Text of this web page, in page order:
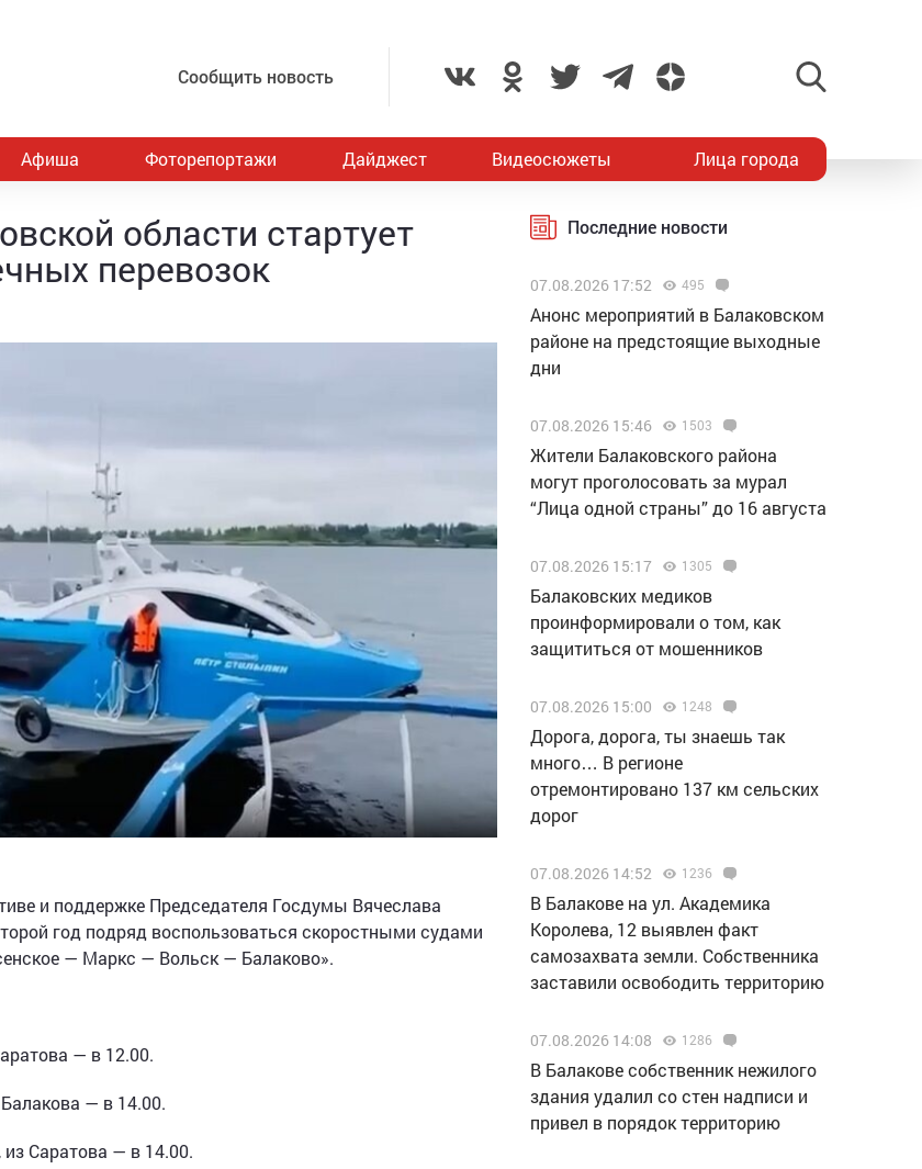
Сообщить новость
Афиша Фоторепортажи Дайджест Видеосюжеты Лица города
области стартует
перевозок
и поддержке Председателя Госдумы Вячеслава
год подряд воспользоваться скоростными судами
— Маркс — Вольск — Балаково».
— в 12.00.
— в 14.00.
из Саратова — в 14.00.
Последние новости
07.08.2026 17:52 495
Анонс мероприятий в Балаковском
районе на предстоящие выходные
дни
07.08.2026 15:46 1503
Жители Балаковского района
могут проголосовать за мурал
“Лица одной страны” до 16 августа
07.08.2026 15:17 1305
Балаковских медиков
проинформировали о том, как
защититься от мошенников
07.08.2026 15:00 1248
Дорога, дорога, ты знаешь так
много… В регионе
отремонтировано 137 км сельских
дорог
07.08.2026 14:52 1236
В Балакове на ул. Академика
Королева, 12 выявлен факт
самозахвата земли. Собственника
заставили освободить территорию
07.08.2026 14:08 1286
В Балакове собственник нежилого
здания удалил со стен надписи и
привел в порядок территорию